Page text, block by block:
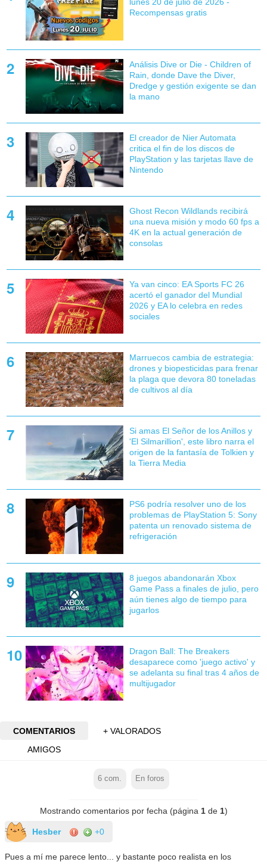
Recompensas gratis
Análisis Dive or Die - Children of
Rain, donde Dave the Diver,
Dredge y gestión exigente se dan
la mano
El creador de Nier Automata
critica el fin de los discos de
PlayStation y las tarjetas llave de
Nintendo
Ghost Recon Wildlands recibirá
una nueva misión y modo 60 fps a
4K en la actual generación de
consolas
Ya van cinco: EA Sports FC 26
acertó el ganador del Mundial
2026 y EA lo celebra en redes
sociales
Marruecos cambia de estrategia:
drones y biopesticidas para frenar
la plaga que devora 80 toneladas
de cultivos al día
Si amas El Señor de los Anillos y
'El Silmarillion', este libro narra el
origen de la fantasía de Tolkien y
la Tierra Media
PS6 podría resolver uno de los
problemas de PlayStation 5: Sony
patenta un renovado sistema de
refrigeración
8 juegos abandonarán Xbox
Game Pass a finales de julio, pero
aún tienes algo de tiempo para
jugarlos
Dragon Ball: The Breakers
desaparece como 'juego activo' y
se adelanta su final tras 4 años de
multijugador
COMENTARIOS
+ VALORADOS
AMIGOS
6 com. En foros
Mostrando comentarios por fecha (página 1de 1)
Hesber +0
Pues a mí me parece lento... y bastante poco realista en los